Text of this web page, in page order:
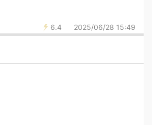
6.4 2025/06/28 15:49